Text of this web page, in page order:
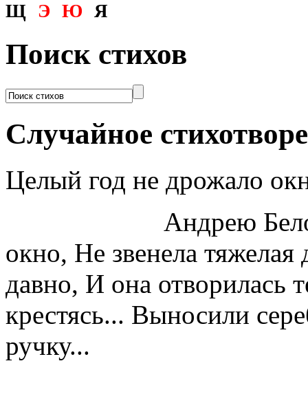
Щ Э Ю Я
Поиск стихов
Случайное
Целый год не дрожало
Андрею Белому
окно, Не звенела
давно, И она отворилась
крестясь... Выносили
ручку...